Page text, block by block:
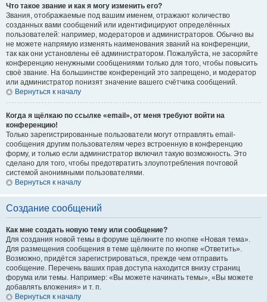
Что такое звание и как я могу изменить его?
Звания, отображаемые под вашим именем, отражают количество
созданных вами сообщений или идентифицируют определённых
пользователей: например, модераторов и администраторов. Обычно вы
не можете напрямую изменять наименования званий на конференции,
так как они установлены её администратором. Пожалуйста, не засоряйте
конференцию ненужными сообщениями только для того, чтобы повысить
своё звание. На большинстве конференций это запрещено, и модератор
или администратор понизят значение вашего счётчика сообщений.
Вернуться к началу
Когда я щёлкаю по ссылке «email», от меня требуют войти на
конференцию!
Только зарегистрированные пользователи могут отправлять email-
сообщения другим пользователям через встроенную в конференцию
форму, и только если администратор включил такую возможность. Это
сделано для того, чтобы предотвратить злоупотребления почтовой
системой анонимными пользователями.
Вернуться к началу
Создание сообщений
Как мне создать новую тему или сообщение?
Для создания новой темы в форуме щёлкните по кнопке «Новая тема».
Для размещения сообщения в теме щёлкните по кнопке «Ответить».
Возможно, придётся зарегистрироваться, прежде чем отправить
сообщение. Перечень ваших прав доступа находится внизу страниц
форума или темы. Например: «Вы можете начинать темы», «Вы можете
добавлять вложения» и т. п.
Вернуться к началу